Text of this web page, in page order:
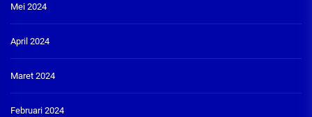
Mei 2024
April 2024
Maret 2024
Februari 2024